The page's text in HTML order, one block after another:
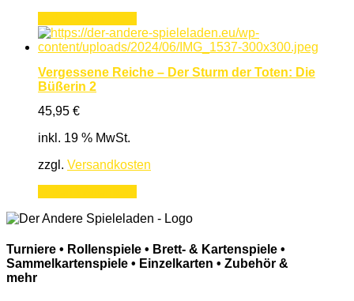
Vergessene Reiche – Der Sturm der Toten: Die
Büßerin 2
45,95 €
inkl. 19 % MwSt.
zzgl. Versandkosten
Turniere • Rollenspiele • Brett- & Kartenspiele •
Sammelkartenspiele • Einzelkarten • Zubehör &
mehr